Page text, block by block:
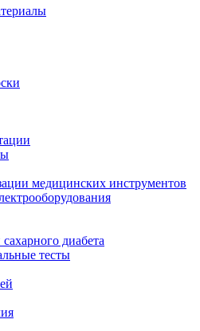
медицинских инструментов
диабета
тесты